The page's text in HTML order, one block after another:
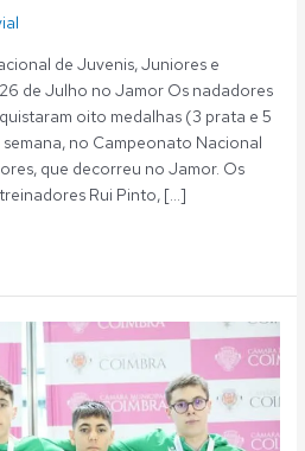
de Juvenis, Juniores e
de Julho no Jamor Os nadadores
oito medalhas (3 prata e 5
no Campeonato Nacional
que decorreu no Jamor. Os
Rui Pinto, […]